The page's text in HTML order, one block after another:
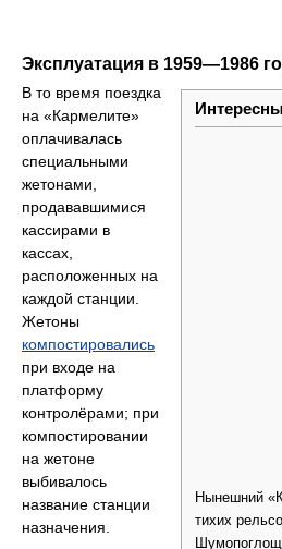
Эксплуатация в 1959—1986
Нынешний
тихих
В то время поездка
на «Кармелите»
оплачивалась
специальными
жетонами,
продававшимися
кассирами в
кассах,
расположенных на
каждой станции.
Жетоны
компостировались
при входе на
платформу
контролёрами; при
компостировании
на жетоне
выбивалось
название станции
назначения.